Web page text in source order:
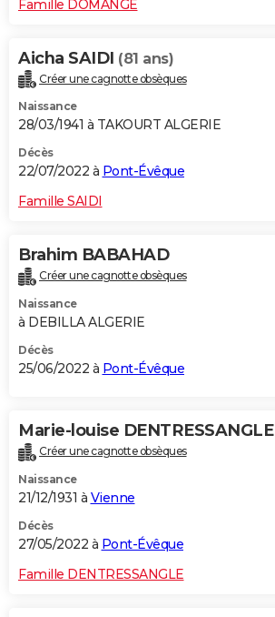
Famille DOMANGE
Aicha SAIDI (81 ans)
Créer une cagnotte obsèques
Naissance
28/03/1941 à TAKOURT ALGERIE
Décès
22/07/2022 à Pont-Évêque
Famille SAIDI
Brahim BABAHAD
Créer une cagnotte obsèques
Naissance
à DEBILLA ALGERIE
Décès
25/06/2022 à Pont-Évêque
Marie-louise DENTRESSANGLE
Créer une cagnotte obsèques
Naissance
21/12/1931 à Vienne
Décès
27/05/2022 à Pont-Évêque
Famille DENTRESSANGLE